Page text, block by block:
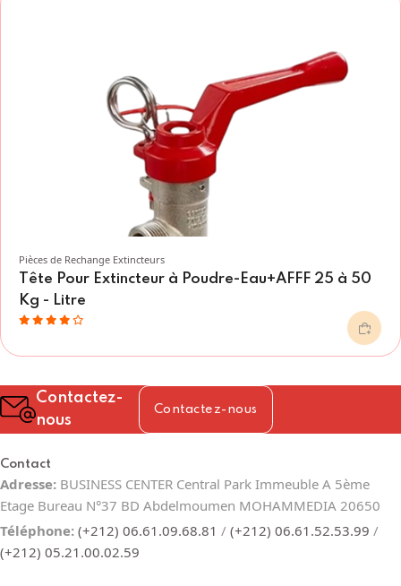
Pièces de Rechange Extincteurs
Tête Pour Extincteur à Poudre-Eau+AFFF 25 à 50
Kg - Litre
Contactez-
nous
Contactez-nous
Contact
Adresse: BUSINESS CENTER Central Park Immeuble A 5ème
Etage Bureau N°37 BD Abdelmoumen MOHAMMEDIA 20650
Téléphone: (+212) 06.61.09.68.81 / (+212) 06.61.52.53.99 /
(+212) 05.21.00.02.59